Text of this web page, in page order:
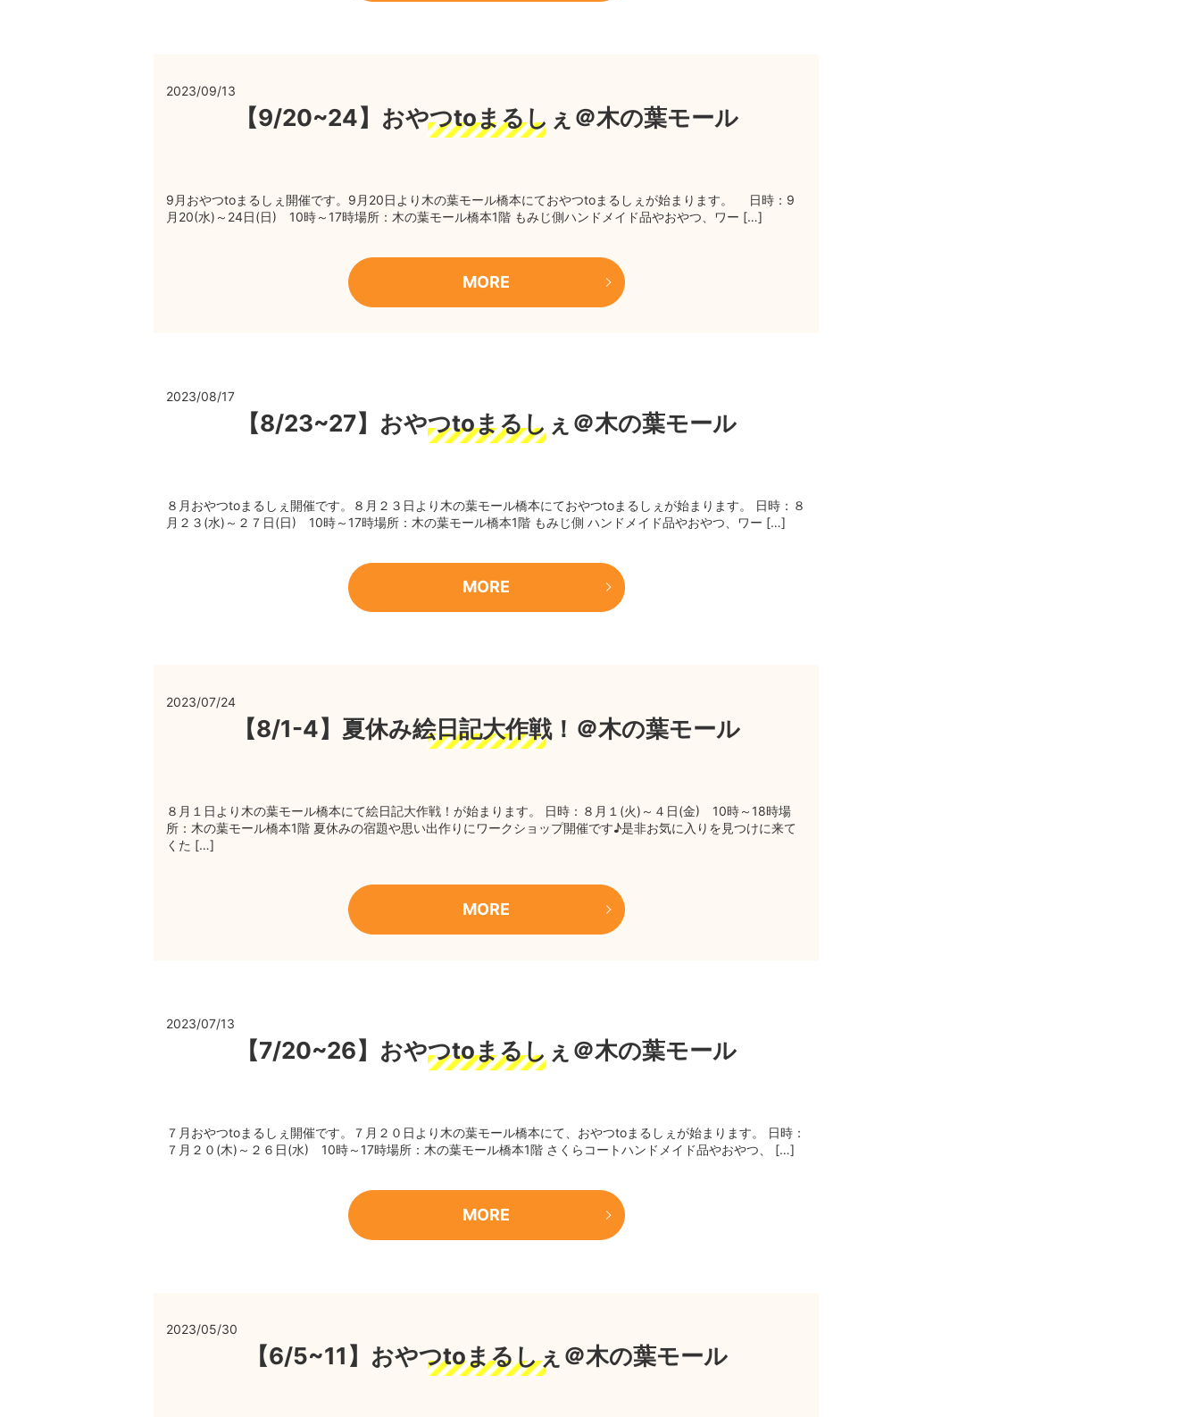
2023/09/13
【9/20~24】おやつtoまるしぇ＠木の葉モール
9月おやつtoまるしぇ開催です。9月20日より木の葉モール橋本にておやつtoまるしぇが始まります。 日時：9
月20(水)～24日(日) 10時～17時場所：木の葉モール橋本1階 もみじ側ハンドメイド品やおやつ、ワー […]
MORE
2023/08/17
【8/23~27】おやつtoまるしぇ＠木の葉モール
８月おやつtoまるしぇ開催です。８月２３日より木の葉モール橋本にておやつtoまるしぇが始まります。 日時：８
月２３(水)～２７日(日) 10時～17時場所：木の葉モール橋本1階 もみじ側 ハンドメイド品やおやつ、ワー […]
MORE
2023/07/24
【8/1-4】夏休み絵日記大作戦！＠木の葉モール
８月１日より木の葉モール橋本にて絵日記大作戦！が始まります。 日時：８月１(火)～４日(金) 10時～18時場
所：木の葉モール橋本1階 夏休みの宿題や思い出作りにワークショップ開催です♪是非お気に入りを見つけに来て
くた […]
MORE
2023/07/13
【7/20~26】おやつtoまるしぇ＠木の葉モール
７月おやつtoまるしぇ開催です。７月２０日より木の葉モール橋本にて、おやつtoまるしぇが始まります。 日時：
７月２０(木)～２６日(水) 10時～17時場所：木の葉モール橋本1階 さくらコートハンドメイド品やおやつ、 […]
MORE
2023/05/30
【6/5~11】おやつtoまるしぇ＠木の葉モール